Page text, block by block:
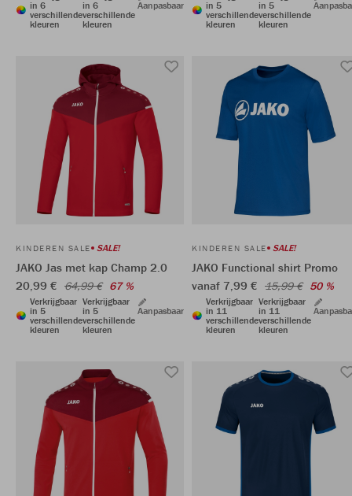
in 6
verschillende
kleuren
in 6
verschillende
kleuren
Aanpasbaar
in 5
verschillende
kleuren
in 5
verschillende
kleuren
KINDEREN SALE SALE!
JAKO Jas met kap Champ 2.0
20,99 € 64,99 € 67 %
Verkrijgbaar
in 5
verschillende
kleuren
Verkrijgbaar
in 5
verschillende
kleuren
Aanpasbaar
KINDEREN SALE SALE!
JAKO Functional shirt Promo
vanaf 7,99 € 15,99 € 50 %
Verkrijgbaar
in 11
verschillende
kleuren
Verkrijgbaar
in 11
verschillende
kleuren